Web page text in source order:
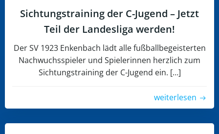
Sichtungstraining der C-Jugend – Jetzt
Teil der Landesliga werden!
Der SV 1923 Enkenbach lädt alle fußballbegeisterten
Nachwuchsspieler und Spielerinnen herzlich zum
Sichtungstraining der C-Jugend ein. […]
weiterlesen